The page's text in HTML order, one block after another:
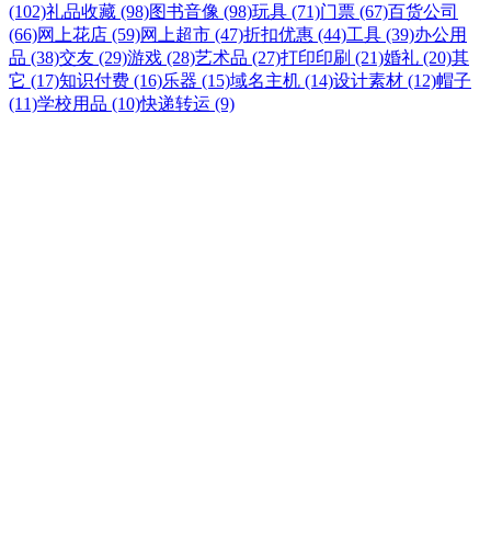
(102)礼品收藏 (98)图书音像 (98)玩具 (71)门票 (67)百货公司
(66)网上花店 (59)网上超市 (47)折扣优惠 (44)工具 (39)办公用
品 (38)交友 (29)游戏 (28)艺术品 (27)打印印刷 (21)婚礼 (20)其
它 (17)知识付费 (16)乐器 (15)域名主机 (14)设计素材 (12)帽子
(11)学校用品 (10)快递转运 (9)